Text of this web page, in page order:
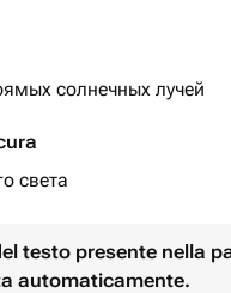
солнечных лучей
света
testo presente nella
automaticamente.